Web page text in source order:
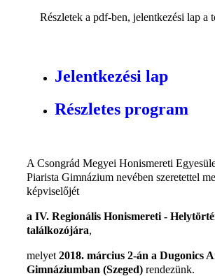
Részletek a pdf-ben, jelentkezési lap a
Jelentkezési lap
Részletes program
A Csongrád Megyei Honismereti
Piarista Gimnázium nevében szeretettel
képviselőjét
a IV. Regionális Honismereti -
találkozójára,
melyet 2018. március 2-án a Dugonics
Gimnáziumban (Szeged) rendezünk.